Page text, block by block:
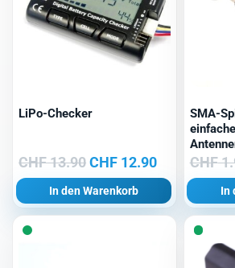
LiPo-Checker
CHF13.90Ursprünglicher
Preis
war:
CHF 12.90Aktueller
Preis
ist:
CHF 12.90.
In den Warenkorb
SMA-
CHF
In